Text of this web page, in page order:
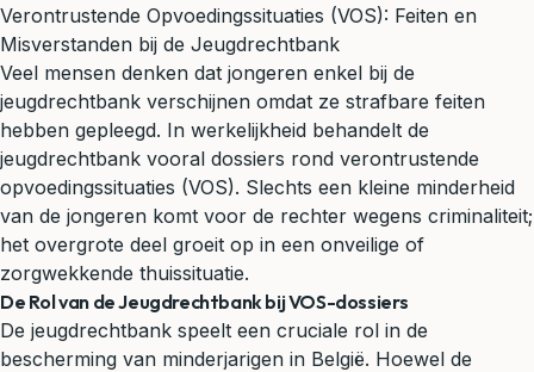
Verontrustende Opvoedingssituaties (VOS): Feiten en
Misverstanden bij de Jeugdrechtbank
Veel mensen denken dat jongeren enkel bij de
jeugdrechtbank verschijnen omdat ze strafbare feiten
hebben gepleegd. In werkelijkheid behandelt de
jeugdrechtbank vooral dossiers rond verontrustende
opvoedingssituaties (VOS). Slechts een kleine minderheid
van de jongeren komt voor de rechter wegens criminaliteit;
het overgrote deel groeit op in een onveilige of
zorgwekkende thuissituatie.
De Rol van de Jeugdrechtbank bij VOS-dossiers
De jeugdrechtbank speelt een cruciale rol in de
bescherming van minderjarigen in België. Hoewel de